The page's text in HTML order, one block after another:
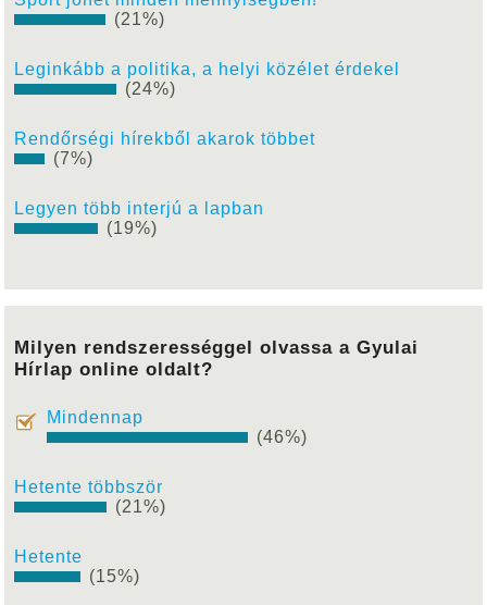
(21%)
Leginkább a politika, a helyi közélet érdekel
(24%)
Rendőrségi hírekből akarok többet
(7%)
Legyen több interjú a lapban
(19%)
Milyen rendszerességgel olvassa a Gyulai
Hírlap online oldalt?
Mindennap
(46%)
Hetente többször
(21%)
Hetente
(15%)